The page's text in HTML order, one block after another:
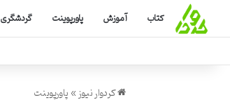
کتاب آموزش پاورپوینت گردشگری
کردوار نیوز»پاورپوینت